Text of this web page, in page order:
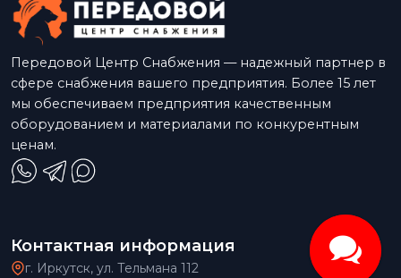
Передовой Центр Снабжения — надежный партнер в
сфере снабжения вашего предприятия. Более 15 лет
мы обеспечиваем предприятия качественным
оборудованием и материалами по конкурентным
ценам.
Контактная информация
г. Иркутск, ул. Тельмана 112